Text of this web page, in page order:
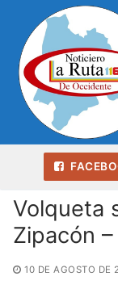
contenido
Volqueta
Zipacón
10 DE AGOSTO DE